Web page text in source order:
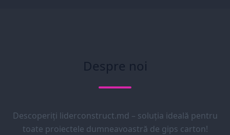
Despre noi
Descoperiți liderconstruct.md – soluția ideală pentru
toate proiectele dumneavoastră de gips carton!